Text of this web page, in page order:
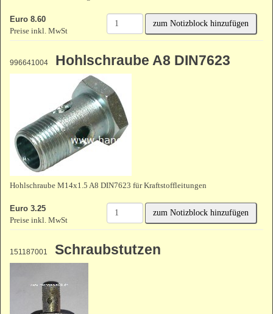
Euro 8.60
Preise inkl. MwSt
zum Notizblock hinzufügen
996641004 Hohlschraube A8 DIN7623
Hohlschraube M14x1.5 A8 DIN7623 für Kraftstoffleitungen
Euro 3.25
Preise inkl. MwSt
zum Notizblock hinzufügen
151187001 Schraubstutzen